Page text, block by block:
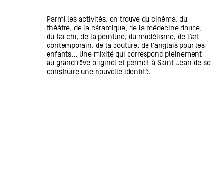
Parmi les activités, on trouve du cinéma, du
théâtre, de la céramique, de la médecine douce,
du tai chi, de la peinture, du modélisme, de l’art
contemporain, de la couture, de l’anglais pour les
enfants… Une mixité qui correspond pleinement
au grand rêve originel et permet à Saint-Jean de se
construire une nouvelle identité.